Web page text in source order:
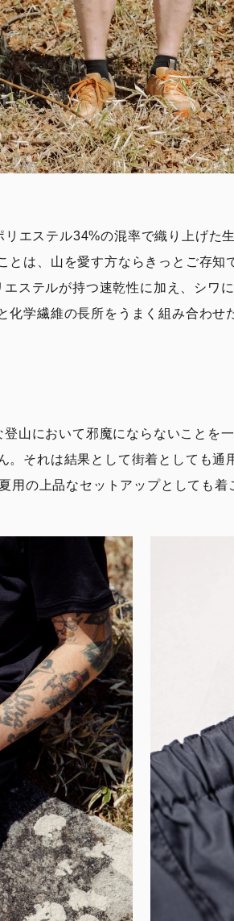
エステル34%の混率で織り上げた
とは、山を愛す方ならきっとご存
ステルが持つ速乾性に加え、シワ
学繊維の長所をうまく組み合わせ
山において邪魔にならないことを
それは結果として街着としても通
用の上品なセットアップとしても